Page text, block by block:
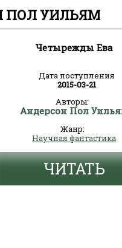
ПОЛ УИЛЬЯМ
Четырежды Ева
Дата поступления
2015-03-21
Авторы:
Андерсон Пол
Жанр:
Научная фантастика
ЧИТАТЬ